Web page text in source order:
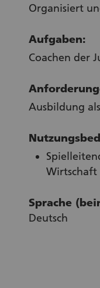
Organisiert
Aufgaben:
Coachen der
Ausbildung
Wirtschaft
Sprache
Deutsch